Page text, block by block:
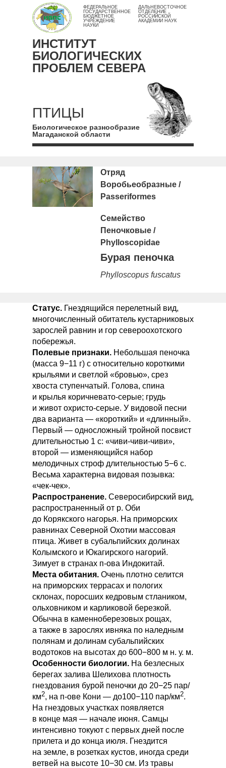
ИНСТИТУТ
БИОЛОГИЧЕСКИХ
ПРОБЛЕМ СЕВЕРА
ФЕДЕРАЛЬНОЕ
ГОСУДАРСТВЕННОЕ
БЮДЖЕТНОЕ
УЧРЕЖДЕНИЕ
НАУКИ
ДАЛЬНЕВОСТОЧНОЕ
ОТДЕЛЕНИЕ
РОССИЙСКОЙ
АКАДЕМИИ НАУК
ПТИЦЫ
Биологическое разнообразие
Магаданской области
Бурая пеночка
Phylloscopus fuscatus
Семейство
Пеночковые /
Phylloscopidae
Отряд
Воробьеобразные /
Passeriformes
Статус. Гнездящийся перелетный вид,
многочисленный обитатель кустарниковых
зарослей равнин и гор североохотского
побережья.
Полевые признаки. Небольшая пеночка
(масса 9−11 г) с относительно короткими
крыльями и светлой «бровью», срез
хвоста ступенчатый. Голова, спина
и крылья коричневато-серые; грудь
и живот охристо-серые. У видовой песни
два варианта — «короткий» и «длинный».
Первый — односложный тройной посвист
длительностью 1 с: «чиви-чиви-чиви»,
второй — изменяющийся набор
мелодичных строф длительностью 5−6 с.
Весьма характерна видовая позывка:
«чек-чек».
Распространение. Северосибирский вид,
распространенный от р. Оби
до Корякского нагорья. На приморских
равнинах Северной Охотии массовая
птица. Живет в субальпийских долинах
Колымского и Юкагирского нагорий.
Зимует в странах п-ова Индокитай.
Места обитания. Очень плотно селится
на приморских террасах и пологих
склонах, поросших кедровым стлаником,
ольховником и карликовой березкой.
Обычна в каменноберезовых рощах,
а также в зарослях ивняка по наледным
полянам и долинам субальпийских
водотоков на высотах до 600−800 м н. у. м.
Особенности биологии. На безлесных
берегах залива Шелихова плотность
гнездования бурой пеночки до 20−25 пар/
км2, на п-ове Кони — до100−110 пар/км2.
На гнездовых участках появляется
в конце мая — начале июня. Самцы
интенсивно токуют с первых дней после
прилета и до конца июля. Гнездится
на земле, в розетках кустов, иногда среди
ветвей на высоте 10−30 см. Из травы